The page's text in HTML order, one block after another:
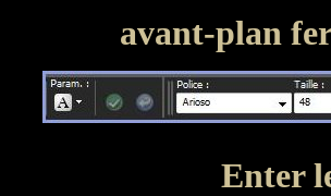
avant-plan
Enter